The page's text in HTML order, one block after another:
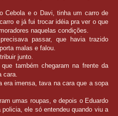
Cebola e o Davi, tinha um carro de
e já fui trocar idéia pra ver o que
naquelas condições.
passar, que havia trazido
malas e falou.
junto.
também chegaram na frente da
cara.
imensa, tava na cara que a sopa
umas roupas, e depois o Eduardo
ele só entendeu quando viu a